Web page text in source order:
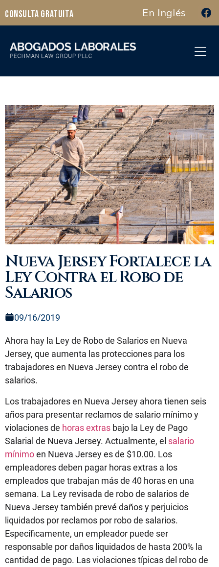
Consulta Gratuita En Inglés
Nueva Jersey Fortalece la
Ley Contra el Robo de
Salarios
09/16/2019
Ahora hay la Ley de Robo de Salarios en Nueva
Jersey, que aumenta las protecciones para los
trabajadores en Nueva Jersey contra el robo de
salarios.
Los trabajadores en Nueva Jersey ahora tienen seis
años para presentar reclamos de salario mínimo y
violaciones de horas extras bajo la Ley de Pago
Salarial de Nueva Jersey. Actualmente, el salario
mínimoen Nueva Jersey es de $10.00. Los
empleadores deben pagar horas extras a los
empleados que trabajan más de 40 horas en una
semana. La Ley revisada de robo de salarios de
Nueva Jersey también prevé daños y perjuicios
liquidados por reclamos por robo de salarios.
Específicamente, un empleador puede ser
responsable por daños liquidados de hasta 200% la
cantidad de pago. Las violaciones típicas del robo de